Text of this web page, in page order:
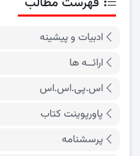
ادبیات و پیشینه
ارائــه ها
اس.پی.اس.اس
پاورپوینت کتاب
پرسشنامه